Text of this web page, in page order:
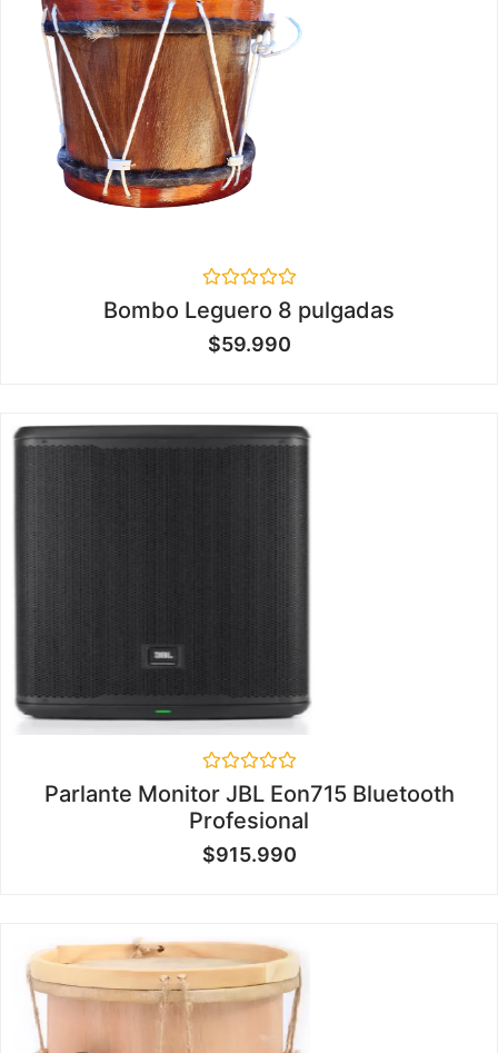
en
0
de
Bombo Leguero 8 pulgadas
$59.990
Valorado
en
0
de
5
Parlante Monitor JBL Eon715 Bluetooth
Profesional
$915.990